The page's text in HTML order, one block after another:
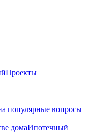
Проекты
популярные вопросы
домаИпотечный